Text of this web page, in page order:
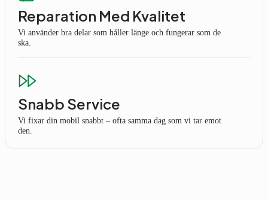
Reparation Med Kvalitet
Vi använder bra delar som håller länge och fungerar som de
ska.
Snabb Service
Vi fixar din mobil snabbt – ofta samma dag som vi tar emot
den.